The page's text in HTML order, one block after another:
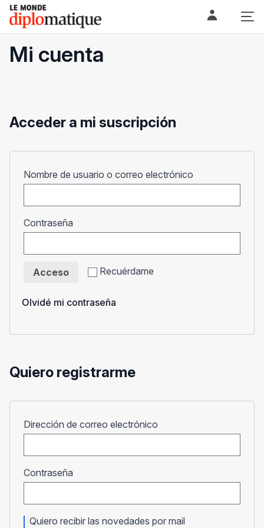
Skip
content
Le monde diplomatique
Mi cuenta
Acceder a mi suscripción
Nombre de usuario o correo electrónico
Contraseña
Recuérdame
Acceso
Olvidé mi contraseña
Quiero registrarme
Dirección de correo electrónico
Contraseña
Quiero recibir las novedades por mail